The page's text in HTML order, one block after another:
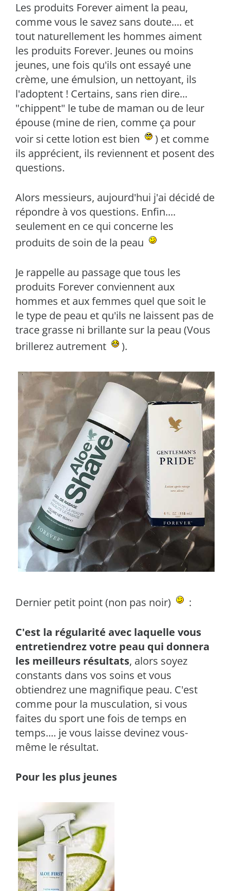
Les produits Forever aiment la peau,
comme vous le savez sans doute.... et
tout naturellement les hommes aiment
les produits Forever. Jeunes ou moins
jeunes, une fois qu'ils ont essayé une
crème, une émulsion, un nettoyant, ils
l'adoptent ! Certains, sans rien dire...
"chippent" le tube de maman ou de leur
épouse (mine de rien, comme ça pour
voir si cette lotion est bien
) et comme
ils apprécient, ils reviennent et posent des
questions.
Alors messieurs, aujourd'hui j'ai décidé de
répondre à vos questions. Enfin....
seulement en ce qui concerne les
produits de soin de la peau
Je rappelle au passage que tous les
produits Forever conviennent aux
hommes et aux femmes quel que soit le
le type de peau et qu'ils ne laissent pas de
trace grasse ni brillante sur la peau (Vous
brillerez autrement
).
Dernier petit point (non pas noir) :
C'est la régularité avec laquelle vous
entretiendrez votre peau qui donnera
les meilleurs résultats, alors soyez
constants dans vos soins et vous
obtiendrez une magnifique peau. C'est
comme pour la musculation, si vous
faites du sport une fois de temps en
temps.... je vous laisse devinez vous-
même le résultat.
Pour les plus jeunes